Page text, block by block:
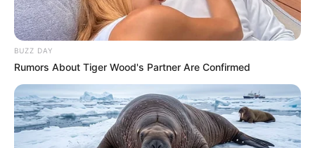
BUZZ DAY
Rumors About Tiger Wood's Partner Are Confirmed